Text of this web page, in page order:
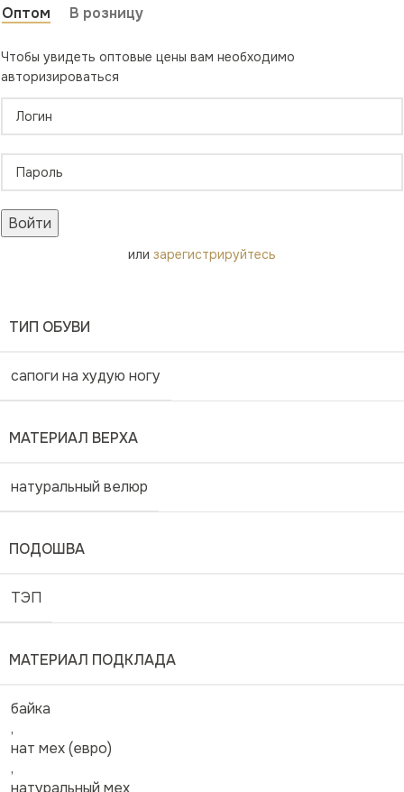
Оптом В розницу
Чтобы увидеть оптовые цены вам необходимо
авторизироваться
Войти
или зарегистрируйтесь
ТИП ОБУВИ
сапоги на худую ногу
МАТЕРИАЛ ВЕРХА
натуральный велюр
ПОДОШВА
ТЭП
МАТЕРИАЛ ПОДКЛАДА
байка
,
нат мех (евро)
,
натуральный мех